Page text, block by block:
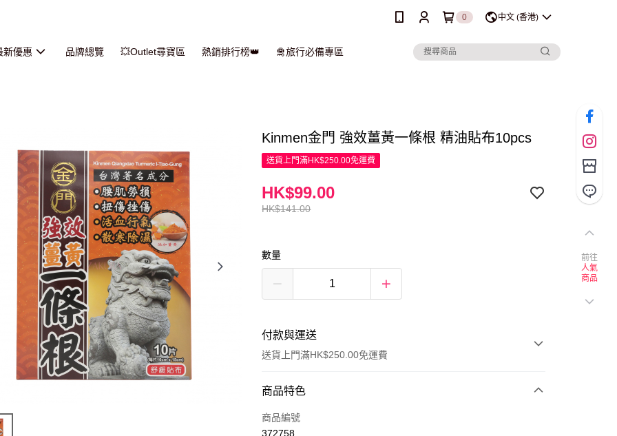
0 中文 (香港)
新優惠 品牌總覽 💥Outlet尋寶區 熱銷排行榜👑 🛅旅行必備專區
Kinmen金門 強效薑黃一條根 精油貼布10pcs
送貨上門滿HK$250.00免運費
HK$141.00
HK$99.00
數量
付款與運送
送貨上門滿HK$250.00免運費
付款方式
信用卡
商品特色
商品編號
372758
前往
人氣
商品